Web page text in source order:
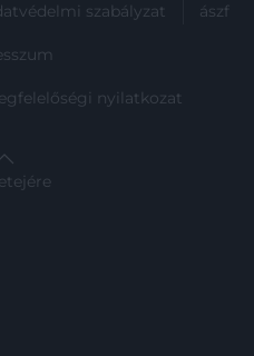
szabályzat ászf
nyilatkozat